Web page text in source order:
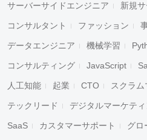
サーバーサイドエンジニア 新規
コンサルタント ファッション
データエンジニア 機械学習
コンサルティング JavaScript
人工知能 起業 CTO スクラ
テックリード デジタルマーケテ
SaaS カスタマーサポート グロ